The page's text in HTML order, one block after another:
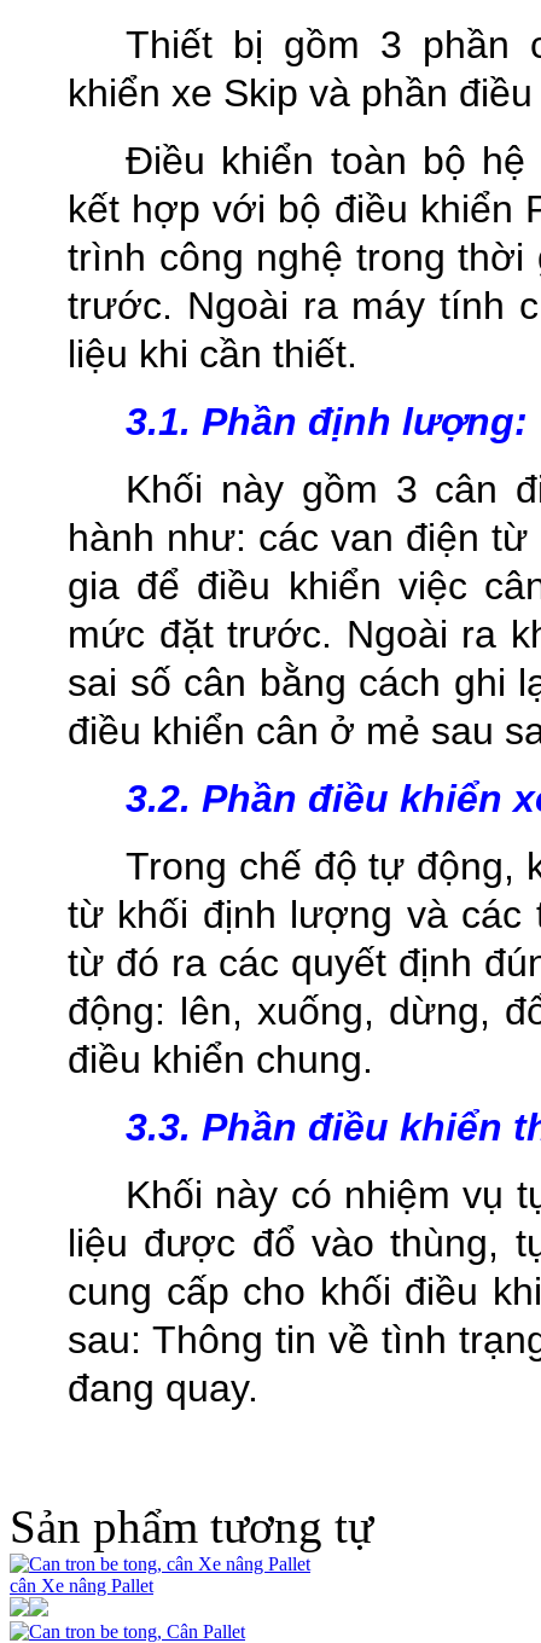
Thiết bị gồm 3 phần
khiển xe Skip và phần
Điều khiển toàn bộ
kết hợp với bộ điều khiển
trình công nghệ trong
trước. Ngoài ra máy tính
liệu khi cần thiết.
3.1. Phần định lượng:
Khối này gồm 3 cân
hành như: các van điện
gia để điều khiển việc
mức đặt trước. Ngoài ra
sai số cân bằng cách ghi
điều khiển cân ở mẻ sau
3.2. Phần điều khiển
Trong chế độ tự động,
từ khối định lượng và các
từ đó ra các quyết định
động: lên, xuống, dừng,
điều khiển chung.
3.3. Phần điều khiển
Khối này có nhiệm vụ
liệu được đổ vào thùng,
cung cấp cho khối điều
sau: Thông tin về tình
đang quay.
Sản phẩm tương tự
cân Xe nâng Pallet